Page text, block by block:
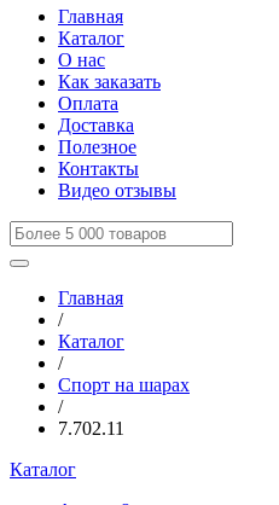
Главная
Каталог
О нас
Как заказать
Оплата
Доставка
Полезное
Контакты
Видео отзывы
Главная
/
Каталог
/
Спорт на шарах
/
7.702.11
Каталог